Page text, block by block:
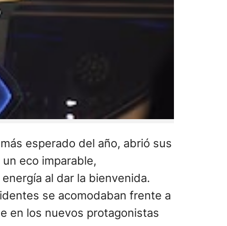
esperado del año, abrió sus
eco imparable,
al dar la bienvenida.
se acomodaban frente a
en los nuevos protagonistas